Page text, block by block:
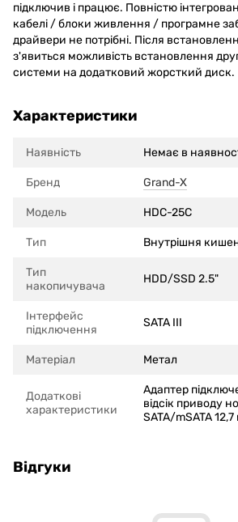
підключив і працює. Повністю
кабелі / блоки живлення / програмне
драйвери не потрібні. Після
з'явиться можливість встановлення
системи на додатковий жорсткий диск.
Характеристики
Наявність Немає в
Бренд Grand-X
Модель HDC-25C
Тип Внутрішня
Тип
накопичувача
HDD/SSD 2.5"
Інтерфейс
підключення
SATA III
Матеріал Метал
Додаткові
характеристики
Адаптер
відсік приводу
SATA/mSATA
Відгуки